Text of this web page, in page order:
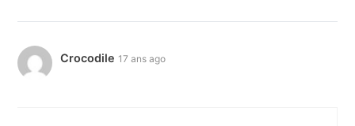
Crocodile 17 ans ago